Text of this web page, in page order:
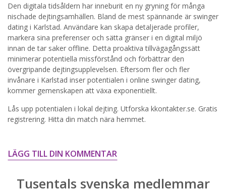
Genom att registrera godkänner jagVillkorenoch
Sekretesspolicyn. Jag godkänner att ta emot information och
reklam via e-post från hemsidans operatörer. Jag kan dra
tillbaka godkännande när jag vill.
STARTA NU!
Den digitala tidsåldern har inneburit en ny gryning för många
nischade dejtingsamhällen. Bland de mest spännande är swinger
dating i Karlstad. Användare kan skapa detaljerade profiler,
markera sina preferenser och sätta gränser i en digital miljö
innan de tar saker offline. Detta proaktiva tillvägagångssätt
minimerar potentiella missförstånd och förbättrar den
övergripande dejtingsupplevelsen. Eftersom fler och fler
invånare i Karlstad inser potentialen i online swinger dating,
kommer gemenskapen att växa exponentiellt.
Lås upp potentialen i lokal dejting. Utforska kkontakter.se. Gratis
registrering. Hitta din match nära hemmet.
LÄGG TILL DIN KOMMENTAR
Tusentals svenska medlemmar